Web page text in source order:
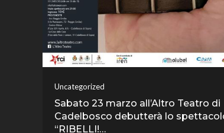
Uncategorized
Sabato 23 marzo all’Altro Teatro di
Cadelbosco debutterà lo
“RIBELLI!…